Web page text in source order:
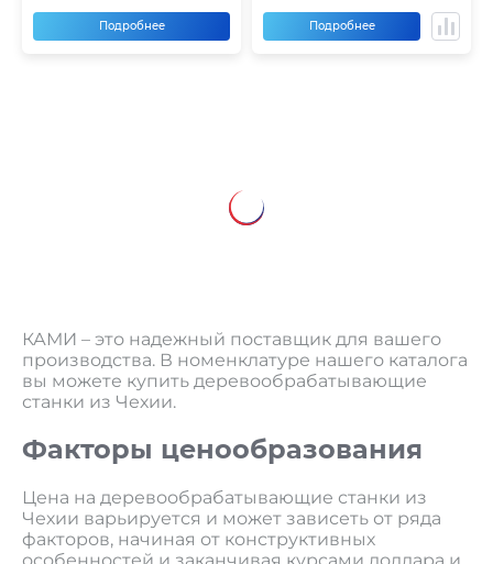
Подробнее Подробнее
КАМИ – это надежный поставщик для вашего
производства. В номенклатуре нашего каталога
вы можете купить деревообрабатывающие
станки из Чехии.
Факторы ценообразования
Цена на деревообрабатывающие станки из
Чехии варьируется и может зависеть от ряда
факторов, начиная от конструктивных